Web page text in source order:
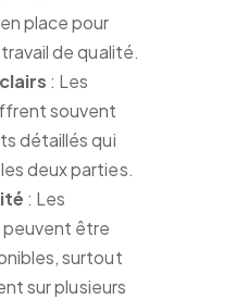
place pour
de qualité.
: Les
souvent
détaillés qui
deux parties.
: Les
être
surtout
sur plusieurs